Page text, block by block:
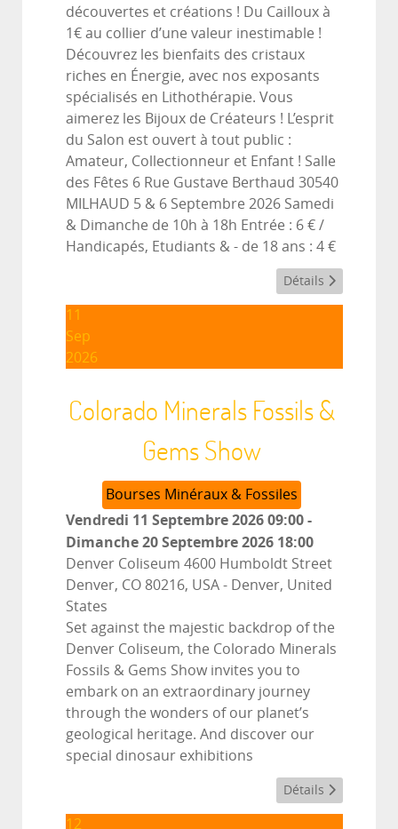
découvertes et créations ! Du Cailloux à
1€ au collier d’une valeur inestimable !
Découvrez les bienfaits des cristaux
riches en Énergie, avec nos exposants
spécialisés en Lithothérapie. Vous
aimerez les Bijoux de Créateurs ! L’esprit
du Salon est ouvert à tout public :
Amateur, Collectionneur et Enfant ! Salle
des Fêtes 6 Rue Gustave Berthaud 30540
MILHAUD 5 & 6 Septembre 2026 Samedi
& Dimanche de 10h à 18h Entrée : 6 € /
Handicapés, Etudiants & - de 18 ans : 4 €
Détails
11
Sep
2026
Colorado Minerals Fossils &
Gems Show
Bourses Minéraux & Fossiles
Vendredi 11 Septembre 202609:00-
Dimanche 20 Septembre 2026 18:00
Denver Coliseum 4600 Humboldt Street
Denver, CO 80216, USA - Denver, United
States
Set against the majestic backdrop of the
Denver Coliseum, the Colorado Minerals
Fossils & Gems Show invites you to
embark on an extraordinary journey
through the wonders of our planet’s
geological heritage. And discover our
special dinosaur exhibitions
Détails
12